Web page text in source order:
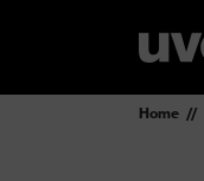
Home